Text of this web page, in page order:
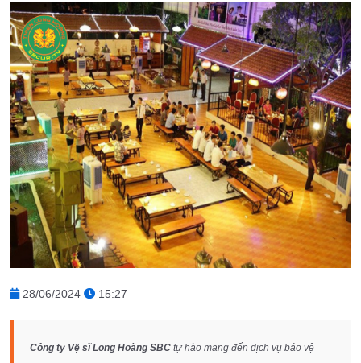
28/06/2024 15:27
Công ty Vệ sĩ Long Hoàng SBC tự hào mang đến dịch vụ bảo vệ